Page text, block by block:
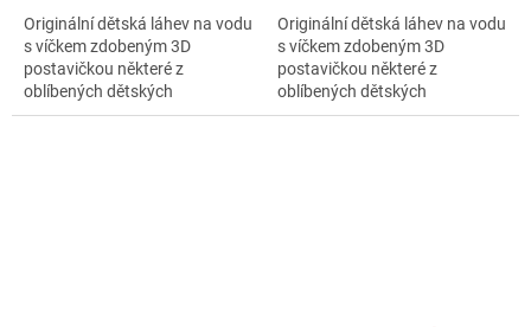
Originální dětská láhev na vodu
s víčkem zdobeným 3D
postavičkou některé z
oblíbených dětských
kreslených postaviček....
Originální dětská láhev na vodu
s víčkem zdobeným 3D
postavičkou některé z
oblíbených dětských
kreslených postaviček....